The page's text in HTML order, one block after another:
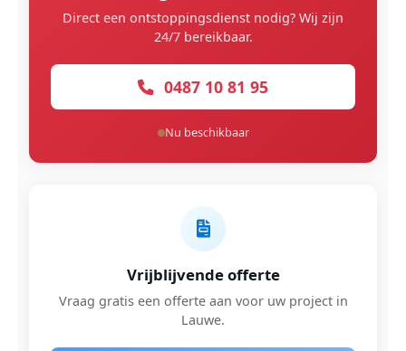
Direct een ontstoppingsdienst nodig? Wij zijn
24/7 bereikbaar.
0487 10 81 95
Nu beschikbaar
Vrijblijvende offerte
Vraag gratis een offerte aan voor uw project in
Lauwe.